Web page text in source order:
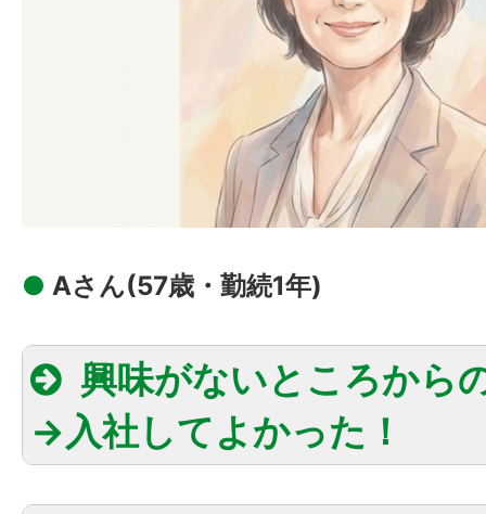
● Aさん(57歳・勤続1年)
興味がないところから
→入社してよかった！